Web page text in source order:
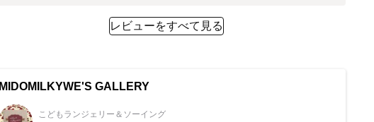
レビューをすべて見る
MIDOMILKYWE'S GALLERY
こどもランジェリー＆ソーイング